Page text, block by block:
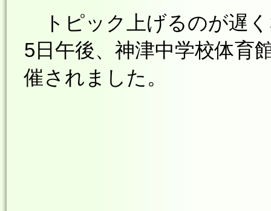
トピック上げるのが遅
5日午後、神津中学校体育
催されました。